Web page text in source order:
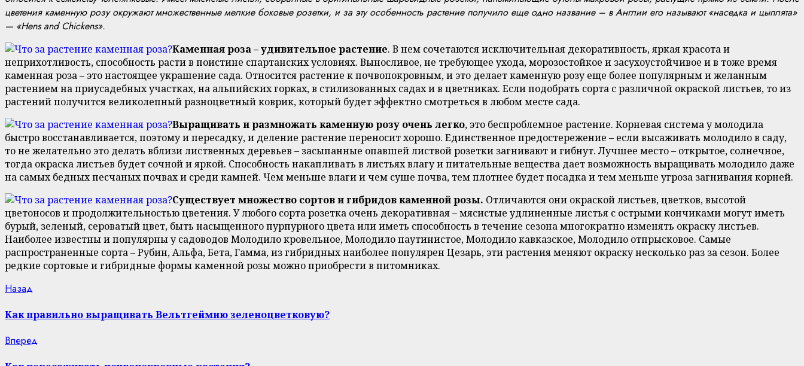
цветения каменную розу окружают множественные мелкие боковые розетки, и за эту особенность растение получило еще одно название – в Англии его называют «наседка и цыплята»
— «Hens and Chickens».
Каменная роза – удивительное растение. В нем сочетаются исключительная декоративность, яркая красота и
неприхотливость, способность расти в поистине спартанских условиях. Выносливое, не требующее ухода, морозостойкое и засухоустойчивое и в тоже время
каменная роза – это настоящее украшение сада. Относится растение к почвопокровным, и это делает каменную розу еще более популярным и желанным
растением на приусадебных участках, на альпийских горках, в стилизованных садах и в цветниках. Если подобрать сорта с различной окраской листьев, то из
растений получится великолепный разноцветный коврик, который будет эффектно смотреться в любом месте сада.
Выращивать и размножать каменную розу очень легко, это беспроблемное растение. Корневая система у молодила
быстро восстанавливается, поэтому и пересадку, и деление растение переносит хорошо. Единственное предостережение – если высаживать молодило в саду,
то не желательно это делать вблизи лиственных деревьев – засыпанные опавшей листвой розетки загнивают и гибнут. Лучшее место – открытое, солнечное,
тогда окраска листьев будет сочной и яркой. Способность накапливать в листьях влагу и питательные вещества дает возможность выращивать молодило даже
на самых бедных песчаных почвах и среди камней. Чем меньше влаги и чем суше почва, тем плотнее будет посадка и тем меньше угроза загнивания корней.
Существует множество сортов и гибридов каменной розы. Отличаются они окраской листьев, цветков, высотой
цветоносов и продолжительностью цветения. У любого сорта розетка очень декоративная – мясистые удлиненные листья с острыми кончиками могут иметь
бурый, зеленый, сероватый цвет, быть насыщенного пурпурного цвета или иметь способность в течение сезона многократно изменять окраску листьев.
Наиболее известны и популярны у садоводов Молодило кровельное, Молодило паутинистое, Молодило кавказское, Молодило отпрысковое. Самые
распространенные сорта – Рубин, Альфа, Бета, Гамма, из гибридных наиболее популярен Цезарь, эти растения меняют окраску несколько раз за сезон. Более
редкие сортовые и гибридные формы каменной розы можно приобрести в питомниках.
Continue
Reading
Назад
Как правильно выращивать Вельтгеймию зеленоцветковую?
Вперед